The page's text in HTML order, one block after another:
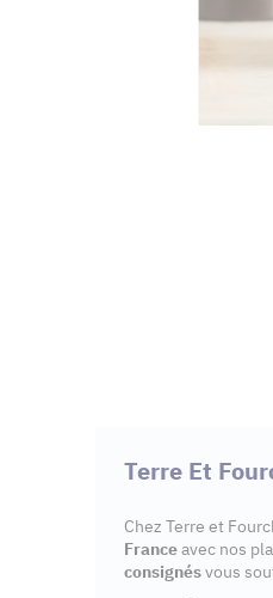
Terre Et
Chez Terre et
Franceavec nos
consignésvous